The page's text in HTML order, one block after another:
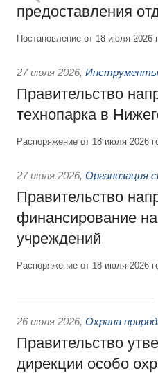
предоставления
Постановление от 18 июля 2026
27 июля 2026, Инструменты
Правительство
технопарка в
Распоряжение от 18 июля 2026
27 июля 2026, Организация
Правительство
финансирование
учреждений
Распоряжение от 18 июля 2026
26 июля 2026, Охрана
Правительство
дирекции особо